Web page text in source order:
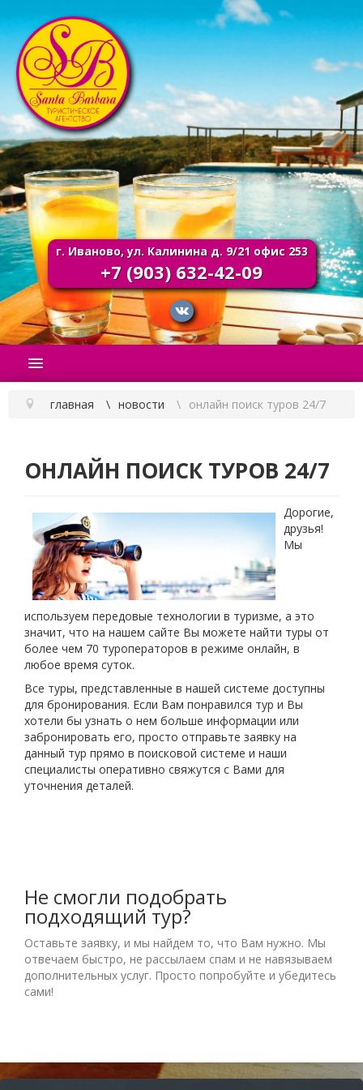
г. Иваново, ул. Калинина д. 9/21 офис 253
+7 (903) 632-42-09
главная новости онлайн поиск туров 24/7
ОНЛАЙН ПОИСК ТУРОВ 24/7
Дорогие,
друзья!
Мы
используем передовые технологии в туризме, а это
значит, что на нашем сайте Вы можете найти туры от
более чем 70 туроператоров в режиме онлайн, в
любое время суток.
Все туры, представленные в нашей системе доступны
для бронирования. Если Вам понравился тур и Вы
хотели бы узнать о нем больше информации или
забронировать его, просто отправьте заявку на
данный тур прямо в поисковой системе и наши
специалисты оперативно свяжутся с Вами для
уточнения деталей.
Не смогли подобрать
подходящий тур?
Оставьте заявку, и мы найдем то, что Вам нужно. Мы
отвечаем быстро, не рассылаем спам и не навязываем
дополнительных услуг. Просто попробуйте и убедитесь
сами!